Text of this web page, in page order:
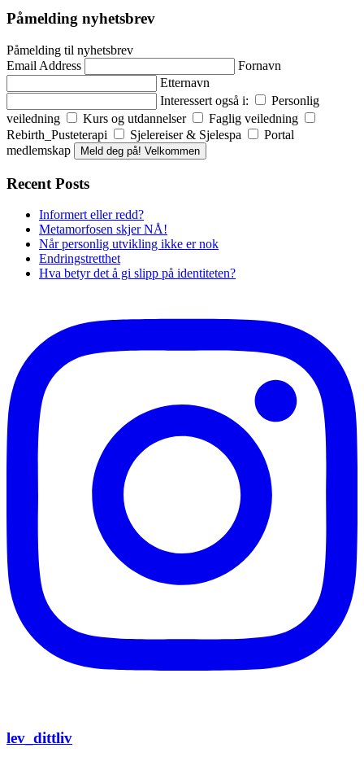
Påmelding nyhetsbrev
Påmelding til nyhetsbrev
Email Address
Fornavn
Etternavn
Interessert også i:
Personlig
veiledning
Kurs og utdannelser
Faglig veiledning
Rebirth_Pusteterapi
Sjelereiser & Sjelespa
Portal
medlemskap
Meld deg på! Velkommen
Recent Posts
Informert eller redd?
Metamorfosen skjer NÅ!
Når personlig utvikling ikke er nok
Endringstretthet
Hva betyr det å gi slipp på identiteten?
lev_dittliv